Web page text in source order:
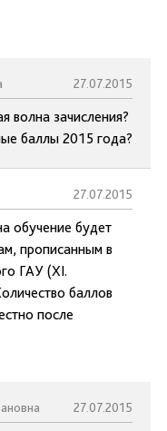
27.07.2015
волна зачисления?
баллы 2015 года?
27.07.2015
обучение будет
прописанным в
ГАУ (XI.
баллов
после
27.07.2015